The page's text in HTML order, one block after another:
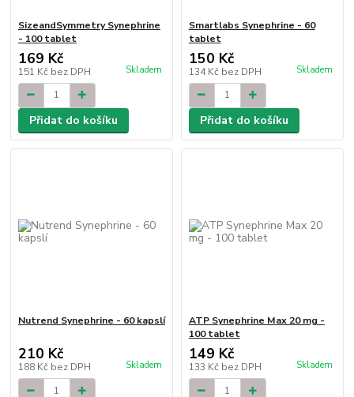
SizeandSymmetry Synephrine
- 100 tablet
169 Kč
151 Kč bez DPH Skladem
Přidat do košíku
Smartlabs Synephrine - 60
tablet
150 Kč
134 Kč bez DPH Skladem
Přidat do košíku
Nutrend Synephrine - 60 kapslí
210 Kč
188 Kč bez DPH Skladem
ATP Synephrine Max 20 mg -
100 tablet
149 Kč
133 Kč bez DPH Skladem